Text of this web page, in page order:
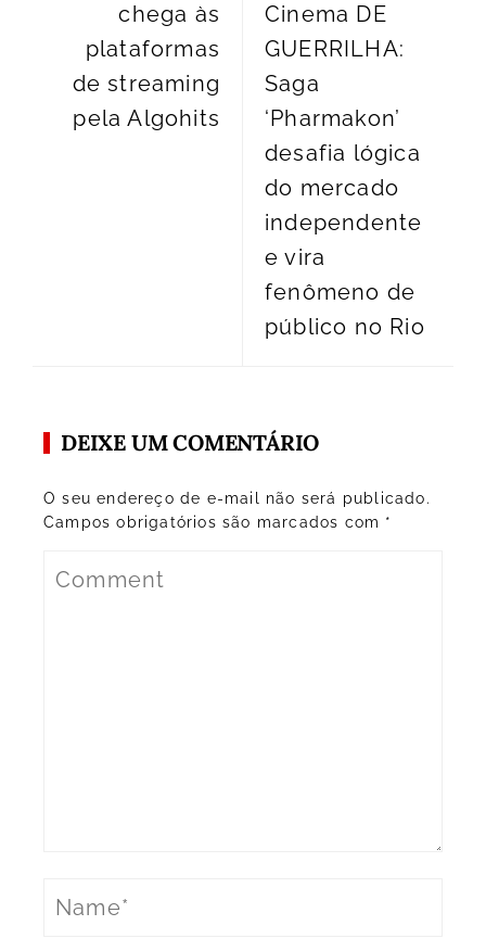
chega às
plataformas
de streaming
pela Algohits
Cinema DE
GUERRILHA:
Saga
‘Pharmakon’
desafia lógica
do mercado
independente
e vira
fenômeno de
público no Rio
DEIXE UM COMENTÁRIO
O seu endereço de e-mail não será publicado.
Campos obrigatórios são marcados com *